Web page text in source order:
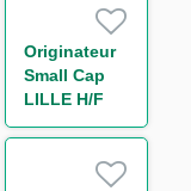
Originateur
Small Cap
LILLE H/F